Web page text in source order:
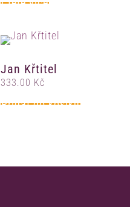
Jan Křtitel
333.00 Kč
Přidat do košíku